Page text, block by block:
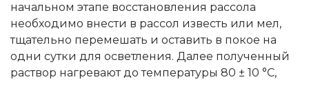
начальном этапе восстановления рассола
необходимо внести в рассол известь или мел,
тщательно перемешать и оставить в покое на
одни сутки для осветления. Далее полученный
раствор нагревают до температуры 80 ± 10 °С,